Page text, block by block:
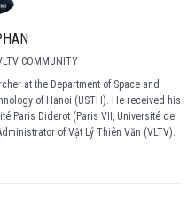
COMMUNITY
at the Department of Space and
of Hanoi (USTH). He received his
Paris Diderot (Paris VII, Université de
of Vật Lý Thiên Văn (VLTV).